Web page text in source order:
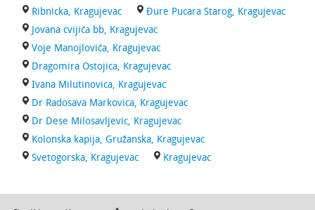
Ribnicka, Kragujevac
Đure Pucara Starog, Kragujevac
Jovana cvijića bb, Kragujevac
Voje Manojlovića, Kragujevac
Dragomira Ostojica, Kragujevac
Ivana Milutinovica, Kragujevac
Dr Radosava Markovica, Kragujevac
Dr Dese Milosavljevic, Kragujevac
Kolonska kapija, Gružanska, Kragujevac
Svetogorska, Kragujevac
Kragujevac